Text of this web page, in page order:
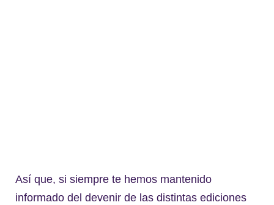
Así que, si siempre te hemos mantenido
informado del devenir de las distintas ediciones